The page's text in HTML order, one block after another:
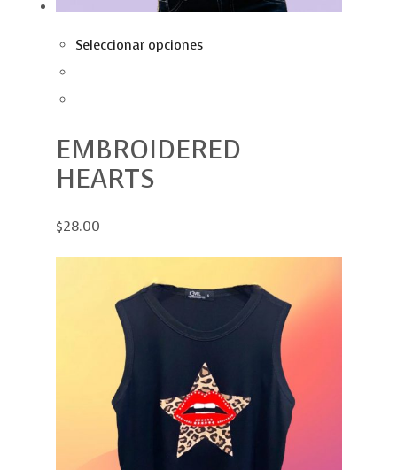
Seleccionar opciones
EMBROIDERED
HEARTS
$28.00